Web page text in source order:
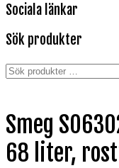
Sociala länkar
Sök produkter
Sök
Smeg
68 liter,